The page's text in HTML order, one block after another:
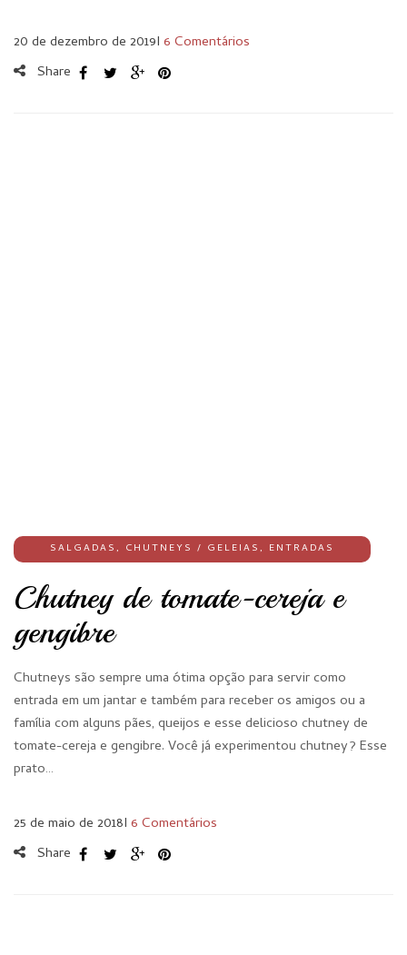
20 de dezembro de 2019I 6 Comentários
Share
SALGADAS, CHUTNEYS / GELEIAS, ENTRADAS
Chutney de tomate-cereja e
gengibre
Chutneys são sempre uma ótima opção para servir como
entrada em um jantar e também para receber os amigos ou a
família com alguns pães, queijos e esse delicioso chutney de
tomate-cereja e gengibre. Você já experimentou chutney? Esse
prato…
25 de maio de 2018I 6 Comentários
Share